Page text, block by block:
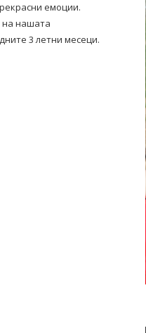
емоции.
нашата
3 летни месеци.